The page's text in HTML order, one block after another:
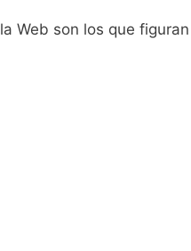
Web son los que